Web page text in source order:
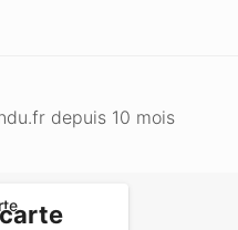
depuis 10 mois